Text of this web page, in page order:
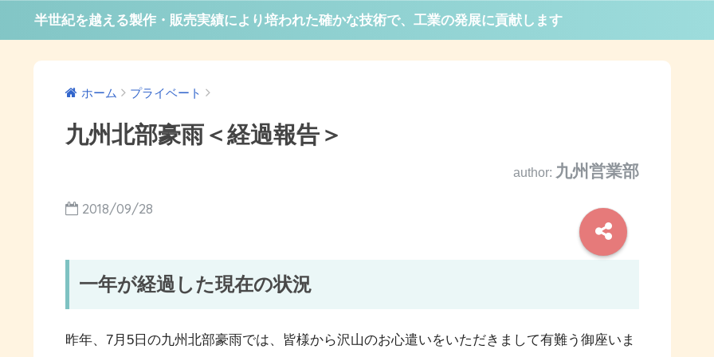
半世紀を越える製作・販売実績により培われた確かな技術で、工業の発展に貢献します
ホーム プライベート
九州北部豪雨＜経過報告＞
author: 九州営業部
2018/09/28
一年が経過した現在の状況
昨年、7月5日の九州北部豪雨では、皆様から沢山のお心遣いをいただきまして有難う御座いま